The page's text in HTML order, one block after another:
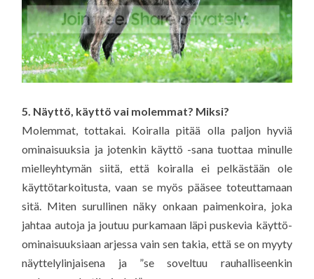
5. Näyttö, käyttö vai molemmat? Miksi?
Molemmat, tottakai. Koiralla pitää olla paljon hyviä
ominaisuuksia ja jotenkin käyttö -sana tuottaa minulle
mielleyhtymän siitä, että koiralla ei pelkästään ole
käyttötarkoitusta, vaan se myös pääsee toteuttamaan
sitä. Miten surullinen näky onkaan paimenkoira, joka
jahtaa autoja ja joutuu purkamaan läpi puskevia käyttö-
ominaisuuksiaan arjessa vain sen takia, että se on myyty
näyttelylinjaisena ja ”se soveltuu rauhalliseenkin